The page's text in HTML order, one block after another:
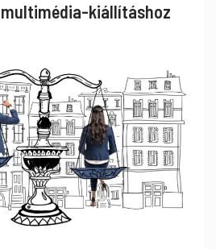
kiállításhoz